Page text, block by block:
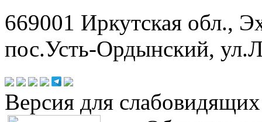
669001 Иркутская обл.,
пос.Усть-Ордынский,
Версия для слабовидящих